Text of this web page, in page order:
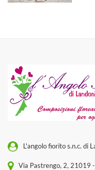
L'angolo fiorito s.n.c. di
Via Pastrengo, 2, 21019